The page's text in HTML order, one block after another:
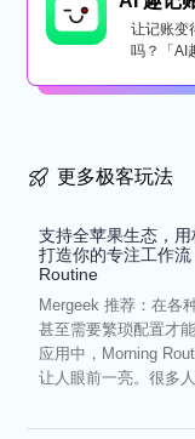
让记账变
吗？「AI
更多极客玩法
支持全苹果生态，
打造你的专注工作
Routine
Mergeek 推荐：在各
甚至需要繁琐配置才
应用中，Morning
让人眼前一亮。很多